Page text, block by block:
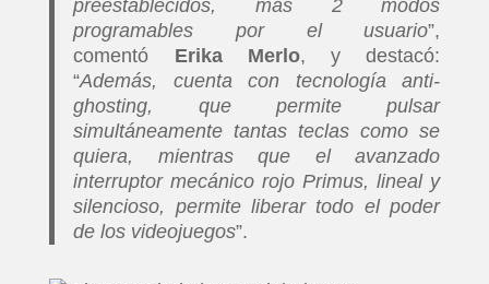
preestablecidos, más 2 modos
programables por el usuario”,
comentó Erika Merlo, y destacó:
“Además, cuenta con tecnología anti-
ghosting, que permite pulsar
simultáneamente tantas teclas como se
quiera, mientras que el avanzado
interruptor mecánico rojo Primus, lineal y
silencioso, permite liberar todo el poder
de los videojuegos”.